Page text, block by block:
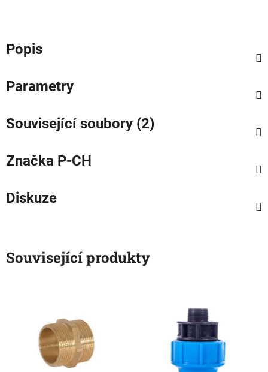
Popis
Parametry
Související soubory (2)
Značka P-CH
Diskuze
Související produkty